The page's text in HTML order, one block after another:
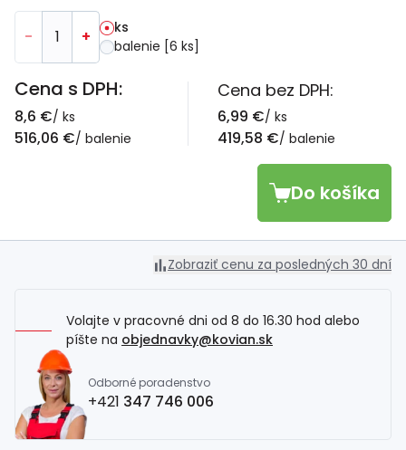
- +
ks
balenie [6 ks]
Cena s DPH:
8,6 €/ ks
516,06 €/ balenie
Cena bez DPH:
6,99 €/ ks
419,58 €/ balenie
Do košíka
Zobraziť cenu za posledných 30 dní
Volajte v pracovné dni od 8 do 16.30 hod alebo
píšte na objednavky@kovian.sk
Odborné poradenstvo
+421 347 746 006